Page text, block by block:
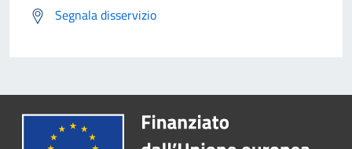
Segnala disservizio